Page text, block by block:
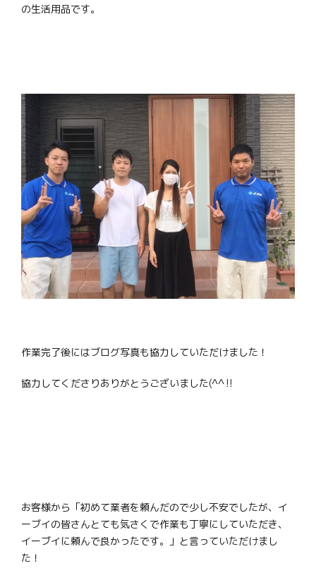
の生活用品です。
作業完了後にはブログ写真も協力していただけました！
協力してくださりありがとうございました(^^‼
お客様から「初めて業者を頼んだので少し不安でしたが、イ
ーブイの皆さんとても気さくで作業も丁寧にしていただき、
イーブイに頼んで良かったです。」と言っていただけまし
た！